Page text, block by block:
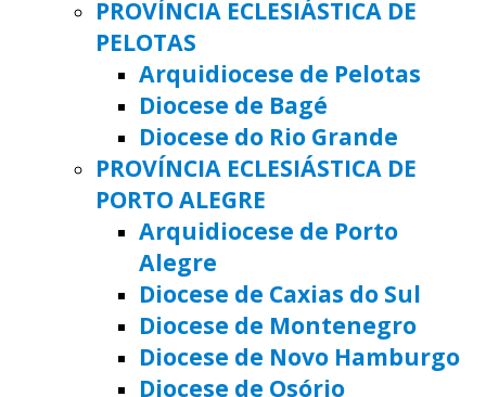
PROVÍNCIA ECLESIÁSTICA DE
PELOTAS
Arquidiocese de Pelotas
Diocese de Bagé
Diocese do Rio Grande
PROVÍNCIA ECLESIÁSTICA DE
PORTO ALEGRE
Arquidiocese de Porto
Alegre
Diocese de Caxias do Sul
Diocese de Montenegro
Diocese de Novo Hamburgo
Diocese de Osório